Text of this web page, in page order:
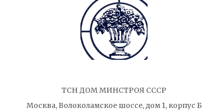
ТСН ДОМ МИНСТРОЯ СССР
Москва, Волоколамское шоссе, дом 1, корпус Б